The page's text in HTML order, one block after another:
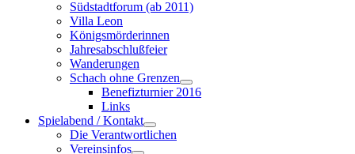
Südstadtforum (ab 2011)
Villa Leon
Königsmörderinnen
Jahresabschlußfeier
Wanderungen
Schach ohne Grenzen
Benefizturnier 2016
Links
Spielabend / Kontakt
Die Verantwortlichen
Vereinsinfos